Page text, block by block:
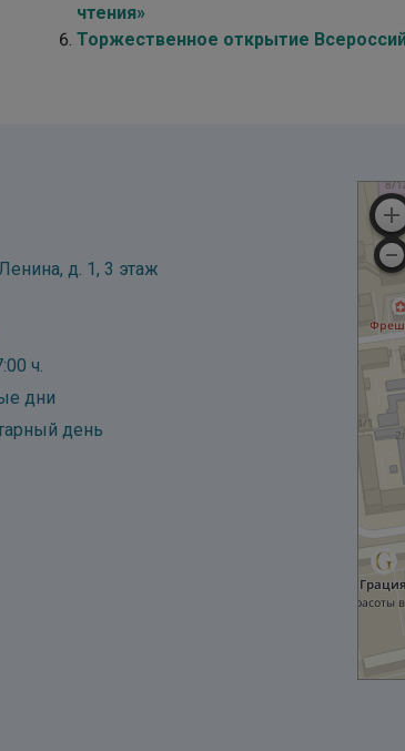
чтения»
Торжественное открытие
д. 1, 3 этаж
ч.
дни
день